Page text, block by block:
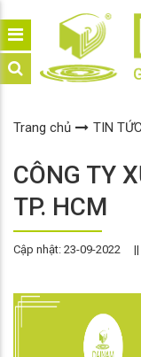
Trang chủ TIN TỨC
CÔNG TY
TP. HCM
Cập nhật: 23-09-2022 ||